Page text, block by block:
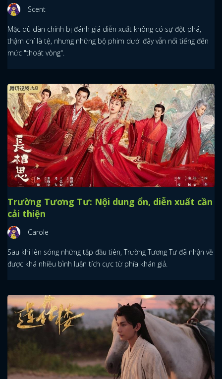
Scent
Mặc dù dàn chính bị đánh giá diễn xuất không có sự đột phá,
thậm chí là tệ, nhưng những bộ phim dưới đây vẫn nổi tiếng đến
mức "thoát vòng".
Trường Tương Tư: Nội dung ổn, diễn xuất cần
cải thiện
Carole
Sau khi lên sóng những tập đầu tiên, Trường Tương Tư đã nhận về
được khá nhiều bình luận tích cực từ phía khán giả.